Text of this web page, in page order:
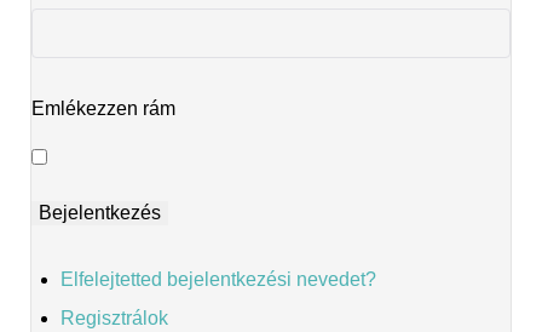
Emlékezzen rám
Elfelejtetted bejelentkezési nevedet?
Regisztrálok